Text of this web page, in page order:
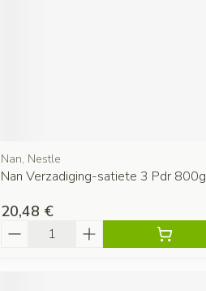
Nan, Nestle
Nan Verzadiging-satiete 3 Pdr 800g
20,48 €
Quantité